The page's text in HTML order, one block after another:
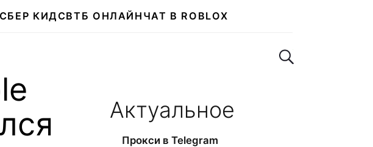
СБЕР КИДСВТБ ОНЛАЙН ЧАТ В ROBLOX
Поиск по сайту
Актуальное
Прокси в Telegram